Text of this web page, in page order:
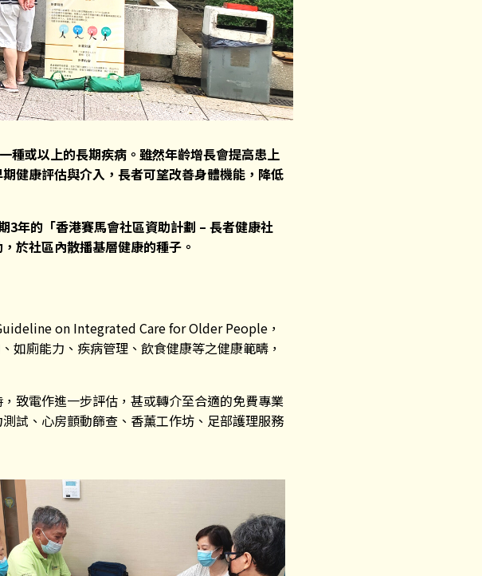
種或以上的長期疾病。雖然年齡增長會提高患上
健康評估與介入，長者可望改善身體機能，降低
3年的「香港賽馬會社區資助計劃 – 長者健康社
於社區內散播基層健康的種子。
on Integrated Care for Older People，
如廁能力、疾病管理、飲食健康等之健康範疇，
致電作進一步評估，甚或轉介至合適的免費專業
試、心房顫動篩查、香薰工作坊、足部護理服務